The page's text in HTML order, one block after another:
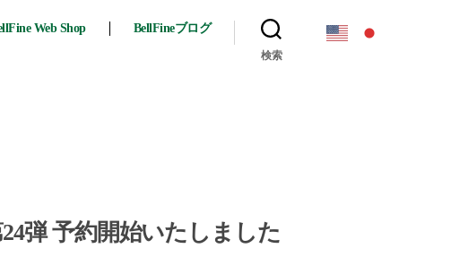
Web Shop BellFineブログ
検索
弾 予約開始いたしました